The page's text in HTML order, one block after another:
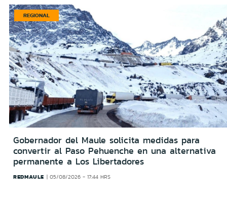
REGIONAL
Gobernador del Maule solicita medidas para
convertir al Paso Pehuenche en una alternativa
permanente a Los Libertadores
REDMAULE 05/08/2026 - 17:44 HRS